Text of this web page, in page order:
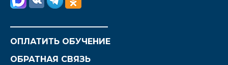
ОПЛАТИТЬ ОБУЧЕНИЕ
ОБРАТНАЯ СВЯЗЬ